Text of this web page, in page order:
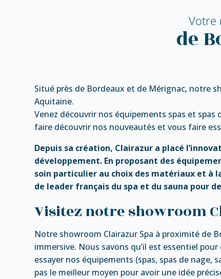
Votre
de
Situé près de Bordeaux et de Mérignac, notre
Aquitaine.
Venez découvrir nos équipements spas et
faire découvrir nos nouveautés et vous faire
Depuis sa création, Clairazur a placé
développement. En proposant des
soin particulier au choix des matériaux et à
de leader français du spa et du sauna pour
Visitez notre showroom
Notre showroom Clairazur Spa à proximité de
immersive. Nous savons qu’il est essentiel
essayer nos équipements (spas, spas de nage,
pas le meilleur moyen pour avoir une idée